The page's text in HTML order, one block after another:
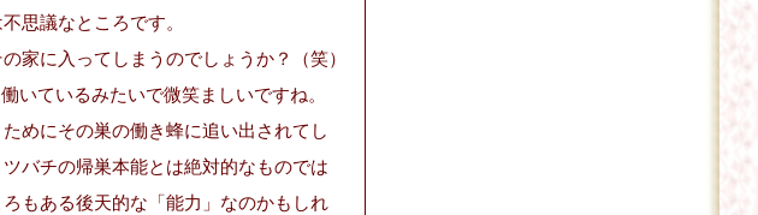
思議なところです。
家に入ってしまうのでしょうか？（笑）
いているみたいで微笑ましいですね。
めにその巣の働き蜂に追い出されてし
バチの帰巣本能とは絶対的なものでは
もある後天的な「能力」なのかもしれ